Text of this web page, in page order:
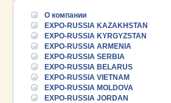
О компании
EXPO-RUSSIA KAZAKHSTAN
EXPO-RUSSIA KYRGYZSTAN
EXPO-RUSSIA ARMENIA
EXPO-RUSSIA SERBIA
EXPO-RUSSIA BELARUS
EXPO-RUSSIA VIETNAM
EXPO-RUSSIA MOLDOVA
EXPO-RUSSIA JORDAN